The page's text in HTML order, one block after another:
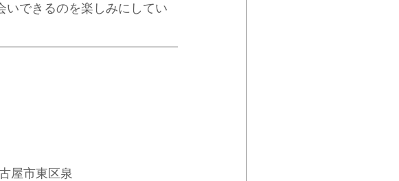
いできるのを楽しみにしてい
屋市東区泉